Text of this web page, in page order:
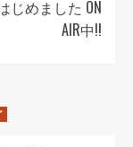
じめました ON
AIR中!!